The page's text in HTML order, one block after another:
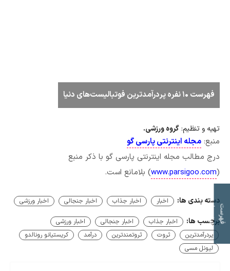
فهرست ۱۰ نفره پردرآمدترین فوتبالیست‌های دنیا
تهیه و تنظیم: گروه ورزشی.
منبع: مجله اینترنتی پارسی گو
درج مطالب مجله اینترنتی پارسی گو با ذکر منبع
(
www.parsigoo.com) بلامانع است.
ف
ه
ر
س
ت
م
و
ض
و
ع
ات
دسته بندی ها: اخبار اخبار جذاب اخبار جنجالی اخبار ورزشی
برچسب ها: اخبار جذاب اخبار جنجالی
اخبار ورزشی
پردرآمدترین
ثروت ثروتمندترین درآمد
کریستیانو رونالدو
لیونل مسی